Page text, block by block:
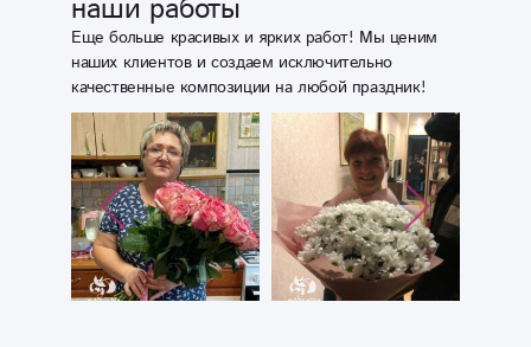
наши работы
Еще больше красивых и ярких работ! Мы ценим
наших клиентов и создаем исключительно
качественные композиции на любой праздник!